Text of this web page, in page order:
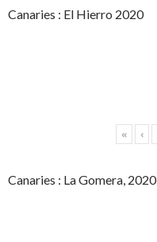
Canaries : El Hierro 2020
« ‹
Canaries : La Gomera, 2020